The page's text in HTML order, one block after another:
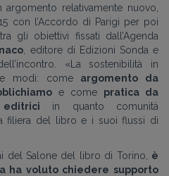
relativamente nuovo,
con l’Accordo di Parigi per poi
gli obiettivi fissati dall’Agenda
, editore di Edizioni Sonda e
«La sostenibilità in
modi: come argomento da
e come pratica da
in quanto comunità
filiera del libro e i suoi flussi di
del Salone del libro di Torino, è
ha voluto chiedere supporto